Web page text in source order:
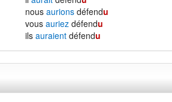
nousaurions défendu
vousauriez défendu
ilsauraient défendu